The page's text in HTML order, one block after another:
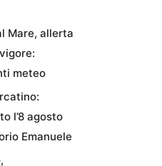
Mare, allerta
meteo
l’8 agosto
Emanuele